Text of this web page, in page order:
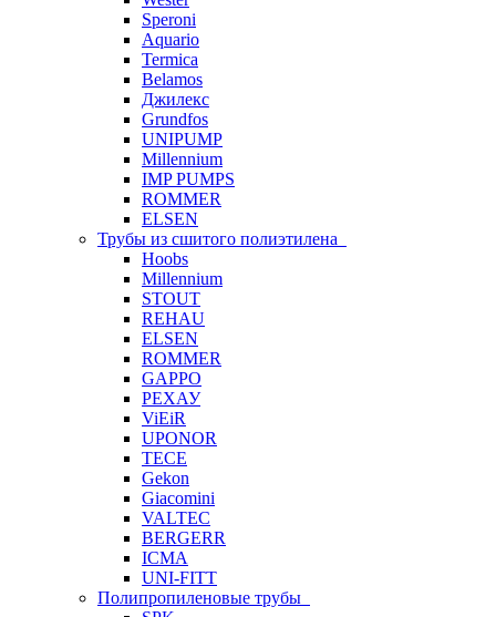
Speroni
Aquario
Termica
Belamos
Джилекс
Grundfos
UNIPUMP
Millennium
IMP PUMPS
ROMMER
ELSEN
Трубы из сшитого полиэтилена
Hoobs
Millennium
STOUT
REHAU
ELSEN
ROMMER
GAPPO
РЕХАУ
ViEiR
UPONOR
TECE
Gekon
Giacomini
VALTEC
BERGERR
ICMA
UNI-FITT
Полипропиленовые трубы